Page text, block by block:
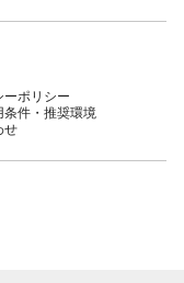
ーポリシー
条件・推奨環境
せ